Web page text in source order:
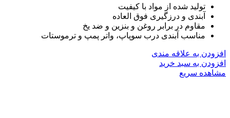
تولید شده از مواد با کیفیت
آبندی و درزگیری فوق العاده
مقاوم در برابر روغن و بنزین و ضد یخ
مناسب آبندی درب سوپاپ، واتر پمپ و ترموستات
افزودن به علاقه مندی
افزودن به سبد خرید
مشاهده سریع